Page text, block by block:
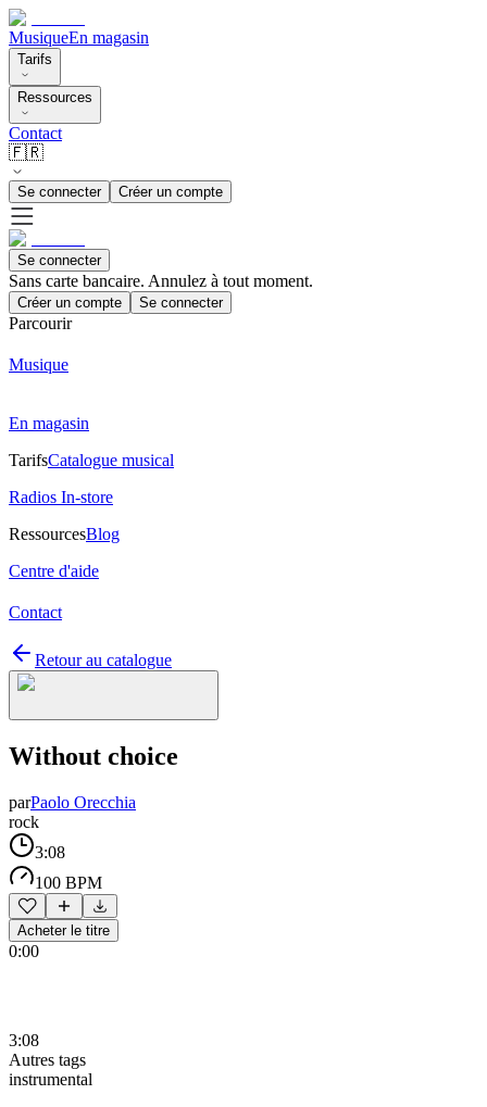
MusiqueEn magasin
Tarifs
Ressources
Contact
🇫🇷
Se connecter Créer un compte
Se connecter
Sans carte bancaire. Annulez à tout moment.
Créer un compte Se connecter
Parcourir
Musique
En magasin
TarifsCatalogue musical
Radios In-store
RessourcesBlog
Centre d'aide
Contact
Retour au catalogue
Without choice
parPaolo Orecchia
rock
3:08
100 BPM
Acheter le titre
0:00
3:08
Autres tags
instrumental